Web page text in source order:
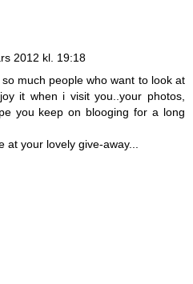
2012 kl. 19:18
much people who want to look at
it when i visit you..your photos,
you keep on blooging for a long
your lovely give-away...